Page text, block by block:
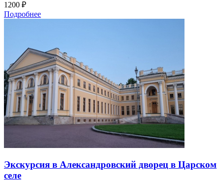
1200 ₽
Подробнее
Экскурсия в Александровский дворец в Царском
селе